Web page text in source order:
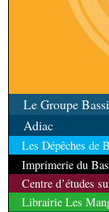
Le Groupe
Adiac
Les Dépêches de
Imprimerie du
Centre d’études
Librairie Les